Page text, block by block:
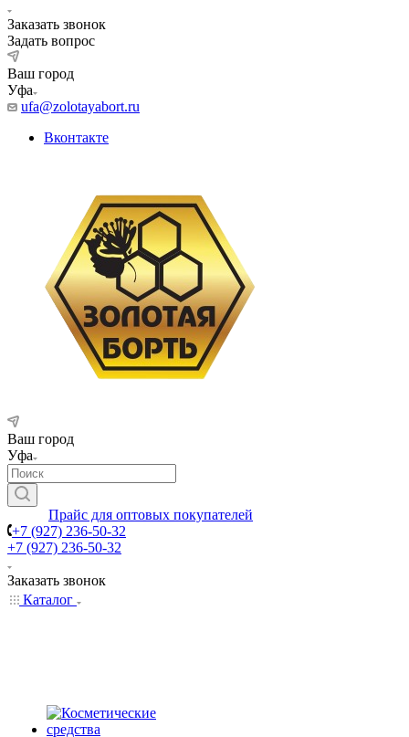
Заказать звонок
Задать вопрос
Ваш город
Уфа
ufa@zolotayabort.ru
Вконтакте
Ваш город
Уфа
Прайс для оптовых покупателей
+7 (927) 236-50-32
+7 (927) 236-50-32
Заказать звонок
Каталог